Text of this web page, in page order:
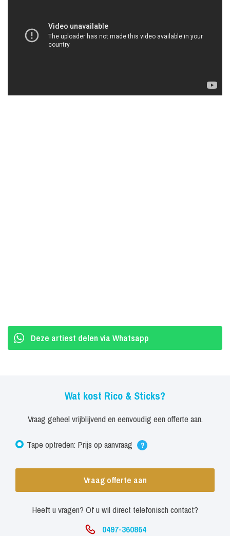
Deze artiest delen via Whatsapp
Wat kost Rico & Sticks?
Vraag geheel vrijblijvend en eenvoudig een offerte aan.
Tape optreden: Prijs op aanvraag ?
Vraag offerte aan
Heeft u vragen? Of u wil direct telefonisch contact?
0497-360864